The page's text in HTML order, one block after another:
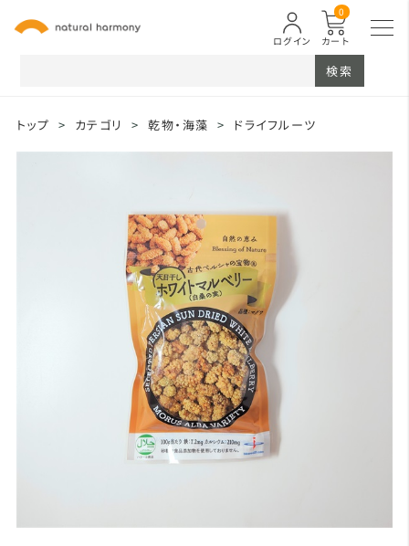
カート
0
ログイン
検索
トップ > カテゴリ > 乾物・海藻 > ドライフルーツ